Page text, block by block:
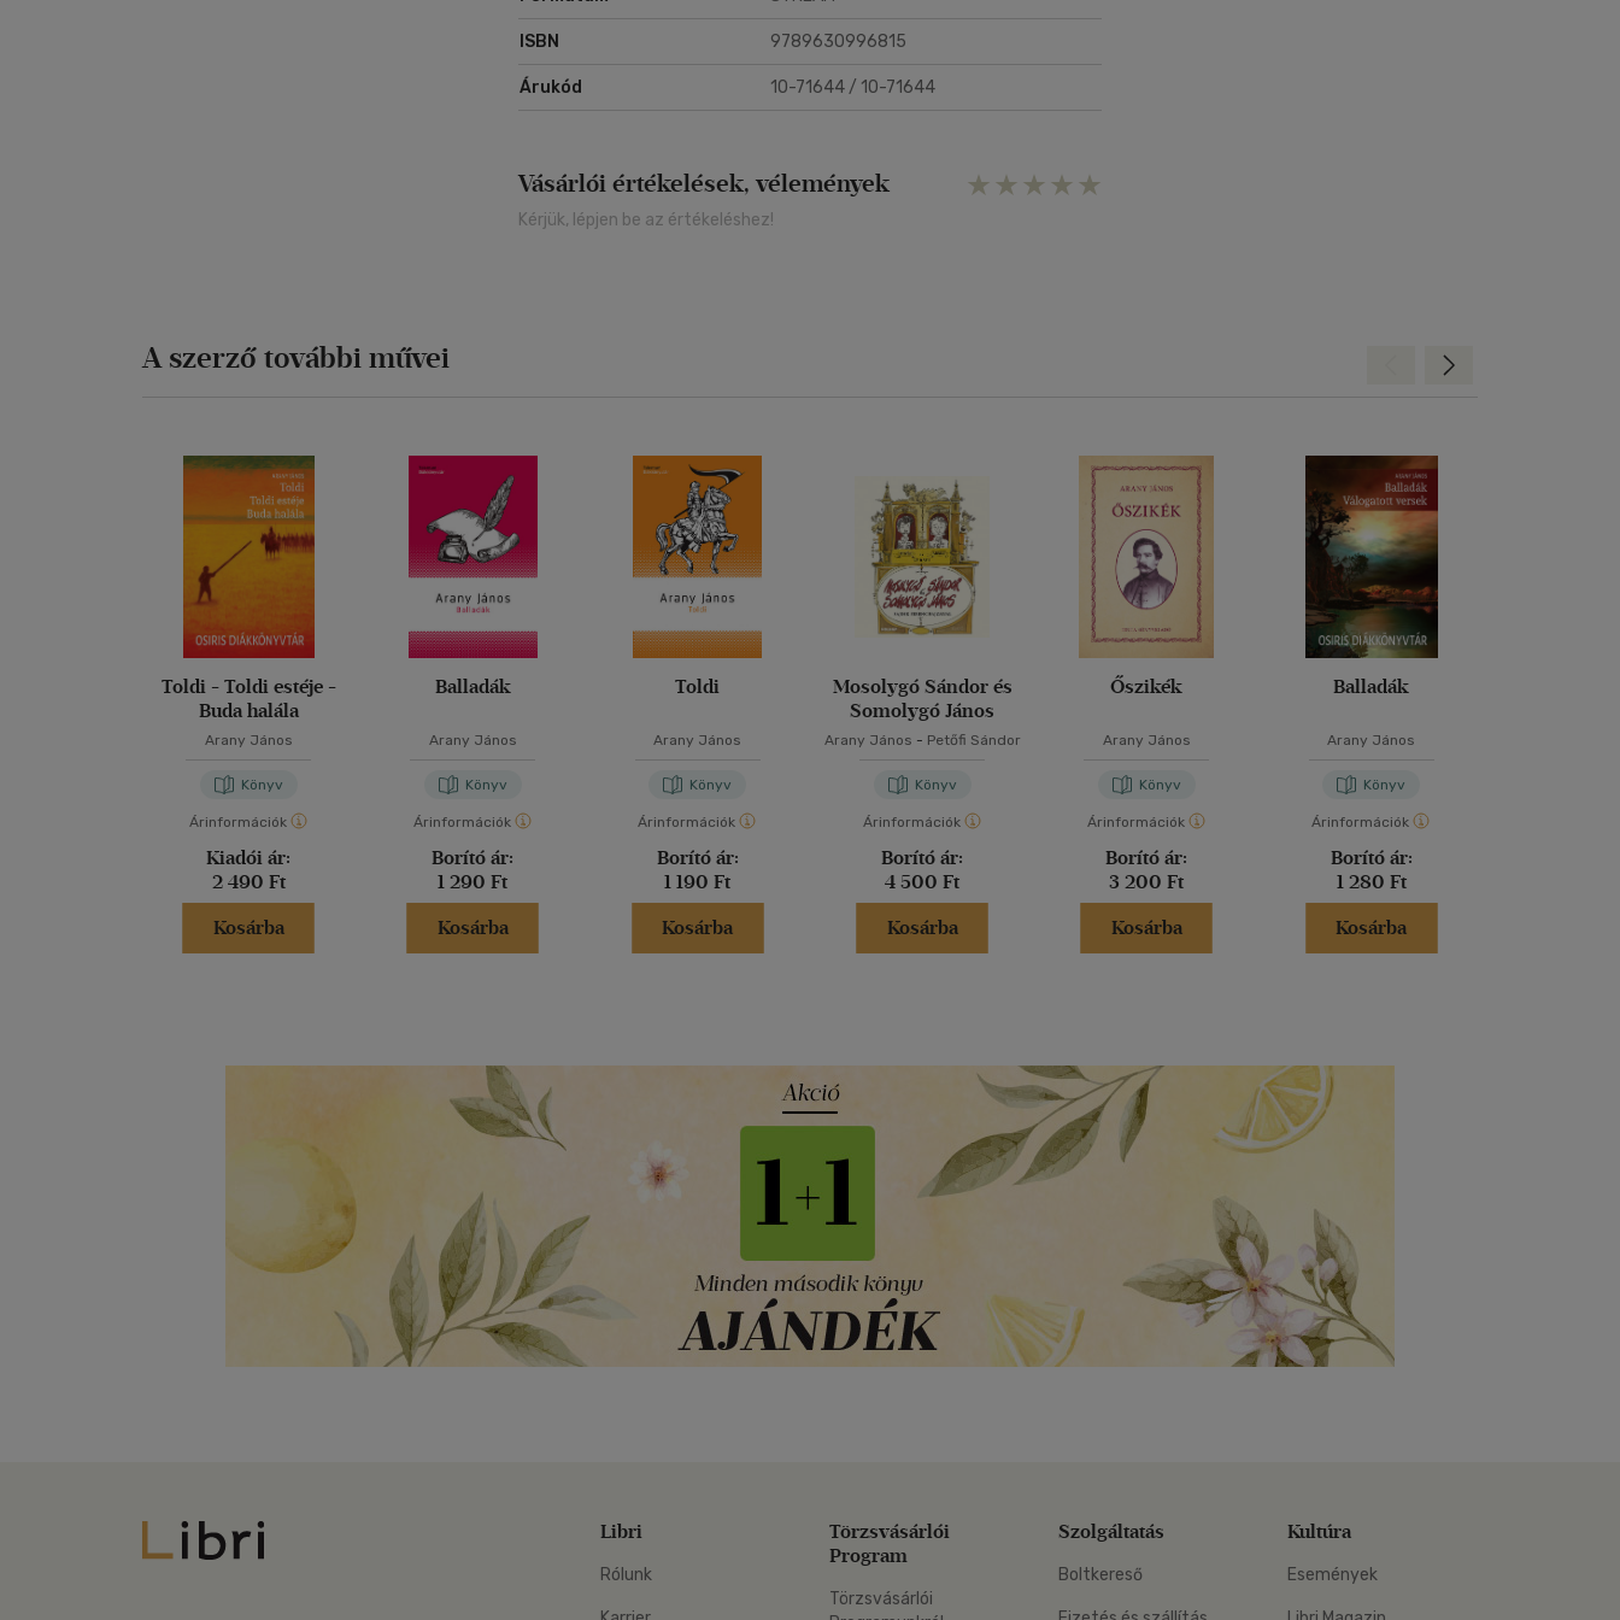
ISBN 9789630996815
Árukód 10-71644 / 10-71644
Vásárlói értékelések, vélemények
Kérjük, lépjen be az értékeléshez!
A szerző további művei
Toldi - Toldi estéje -
Buda halála
Arany János
Könyv
Árinformációk
Kiadói ár:
2 490 Ft
Kosárba
Balladák
Arany János
Könyv
Árinformációk
Borító ár:
1 290 Ft
Kosárba
Toldi
Arany János
Könyv
Árinformációk
Borító ár:
1 190 Ft
Kosárba
Mosolygó Sándor és
Somolygó János
Arany János - Petőfi Sándor
Könyv
Árinformációk
Borító ár:
4 500 Ft
Kosárba
Őszikék
Arany János
Könyv
Árinformációk
Borító ár:
3 200 Ft
Kosárba
Balladák
Arany János
Könyv
Árinformációk
Borító ár:
1 280 Ft
Kosárba
Előre
Libri Libri
Rólunk
Törzsvásárlói
Program
Törzsvásárlói
Szolgáltatás
Boltkereső
Kultúra
Események